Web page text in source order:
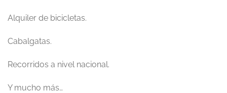
Alquiler de bicicletas.
Cabalgatas.
Recorridos a nivel nacional.
Y mucho más…